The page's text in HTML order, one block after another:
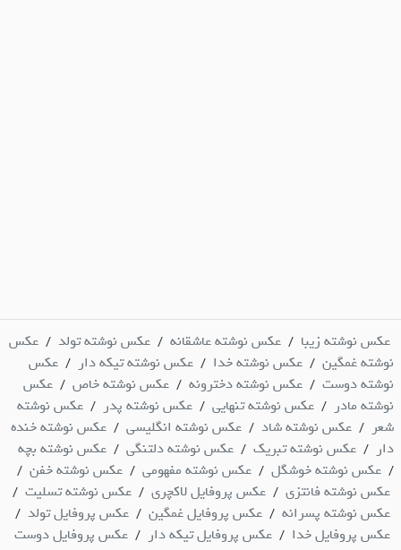
عکس نوشته زیبا / عکس نوشته عاشقانه / عکس نوشته تولد / عکس
نوشته غمگین / عکس نوشته خدا / عکس نوشته تیکه دار / عکس
نوشته دوست / عکس نوشته دخترونه / عکس نوشته خاص / عکس
نوشته مادر / عکس نوشته تنهایی / عکس نوشته پدر / عکس نوشته
شعر / عکس نوشته شاد / عکس نوشته انگلیسی / عکس نوشته خنده
دار / عکس نوشته تبریک / عکس نوشته دلتنگی / عکس نوشته بچه
/ عکس نوشته خوشگل / عکس نوشته مفهومی / عکس نوشته خفن /
عکس نوشته فانتزی / عکس پروفایل لاکچری / عکس نوشته تسلیت /
عکس نوشته پسرانه / عکس پروفایل غمگین / عکس پروفایل تولد /
عکس پروفایل خدا / عکس پروفایل تیکه دار / عکس پروفایل دوست